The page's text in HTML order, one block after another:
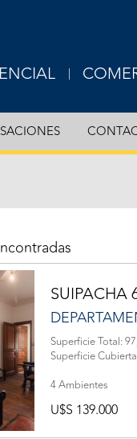
SUIPACHA
Superficie Total:
Superficie
4 Ambientes
U$S 139.000